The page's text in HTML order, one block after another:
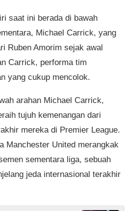
saat ini berada di bawah
Michael Carrick, yang
Ruben Amorim sejak awal
Carrick, performa tim
yang cukup mencolok.
arahan Michael Carrick,
tujuh kemenangan dari
mereka di Premier League.
Manchester United merangkak
sementara liga, sebuah
jeda internasional terakhir